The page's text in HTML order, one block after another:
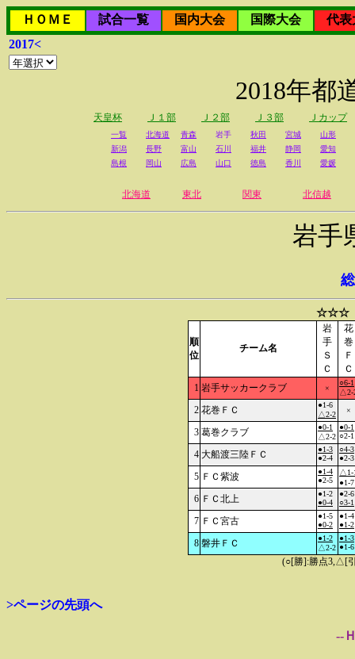
ＨＯＭＥ 試合一覧 国内大会 国際大会
代表
2017<
2018年都
天皇杯 Ｊ１部 Ｊ２部 Ｊ３部 Ｊカップ
一覧 北海道 青森 岩手 秋田 宮城
山形
新潟
長野 富山 石川 福井 静岡
愛知
島根
岡山 広島 山口 徳島 香川 愛媛
北海道 東北 関東 北信越
岩手
☆☆☆
順
位
チーム名
岩
手
Ｓ
Ｃ
花
巻
Ｆ
Ｃ
1 岩手サッカークラブ ×
○6-1
△2-
2 花巻ＦＣ
●1-6
△2-2
×
3 葛巻クラブ
●0-1
△2-2
●0-1
○2-1
4 大船渡三陸ＦＣ
●1-3
●2-4
○4-3
●2-3
5 ＦＣ紫波
●1-4
●2-5
△1-
●1-7
6 ＦＣ北上
●1-2
●0-4
●2-6
○3-1
7 ＦＣ宮古
●1-5
●0-2
●1-4
●1-2
8 磐井ＦＣ
●1-2
△2-2
●1-3
●1-6
(○[勝]:勝点3,△[
>ページの先頭へ
--